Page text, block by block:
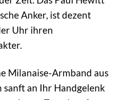
Anker, ist dezent
Uhr ihren
Milanaise-Armband aus
sanft an Ihr Handgelenk